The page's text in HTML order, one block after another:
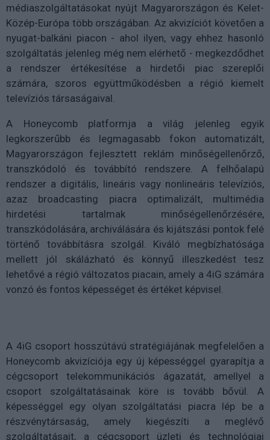
médiaszolgáltatásokat nyújt Magyarországon és Kelet-
Közép-Európa több országában. Az akvizíciót követően a
nyugat-balkáni piacon - ahol ilyen, vagy ehhez hasonló
szolgáltatás jelenleg még nem elérhető - megkezdődhet
a rendszer értékesítése a hirdetői piac szereplői
számára, szoros együttműködésben a régió kiemelt
televíziós társaságaival.
A Honeycomb platformja a világ jelenleg egyik
legkorszerűbb és legmagasabb fokon automatizált,
Magyarországon fejlesztett reklám minőségellenőrző,
transzkódoló és továbbító rendszere. A felhőalapú
rendszer a digitális, lineáris vagy nonlineáris televíziós,
azaz broadcasting piacra optimalizált, multimédia
hirdetési tartalmak minőségellenőrzésére,
transzkódolására, archiválására és kijátszási pontok felé
történő továbbításra szolgál. Kiváló megbízhatósága
mellett jól skálázható és könnyű illeszkedést tesz
lehetővé a régió változatos piacain, amely a 4iG számára
vonzó és fontos képességet és értéket képvisel.
A 4iG csoport hosszútávú stratégiájának megfelelően a
Honeycomb akvizíciója egy új képességgel gyarapítja a
cégcsoport telekommunikációs ágazatát, amellyel a
csoport szolgáltatásainak köre is tovább bővül. A
képességgel egy olyan szolgáltatási piacra lép be a
részvénytársaság, amely kiegészíti a meglévő
szolgáltatásait, a cégcsoport üzleti és technológiai